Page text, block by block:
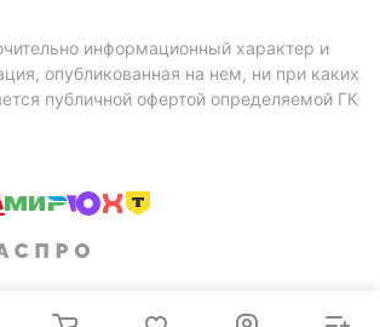
информационный характер и
опубликованная на нем, ни при каких
публичной офертой определяемой ГК